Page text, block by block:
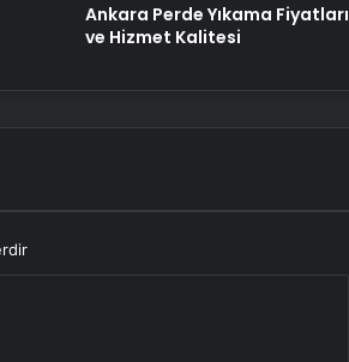
Ankara Perde Yıkama Fiyatları
ve Hizmet Kalitesi